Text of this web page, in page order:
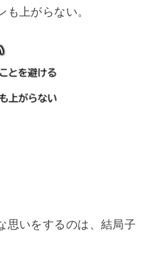
上がらない。
思いをするのは、結局子